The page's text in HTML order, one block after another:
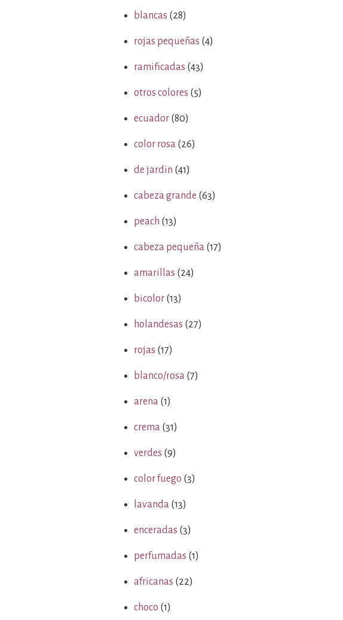
blancas (28)
rojas pequeñas (4)
ramificadas (43)
otros colores (5)
ecuador (80)
color rosa (26)
de jardin (41)
cabeza grande (63)
peach (13)
cabeza pequeña (17)
amarillas (24)
bicolor (13)
holandesas (27)
rojas (17)
blanco/rosa (7)
arena (1)
crema (31)
verdes (9)
color fuego (3)
lavanda (13)
enceradas (3)
perfumadas (1)
africanas (22)
choco (1)